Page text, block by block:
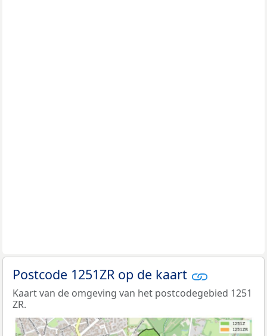
Postcode 1251ZR op de kaart
Kaart van de omgeving van het postcodegebied 1251
ZR.